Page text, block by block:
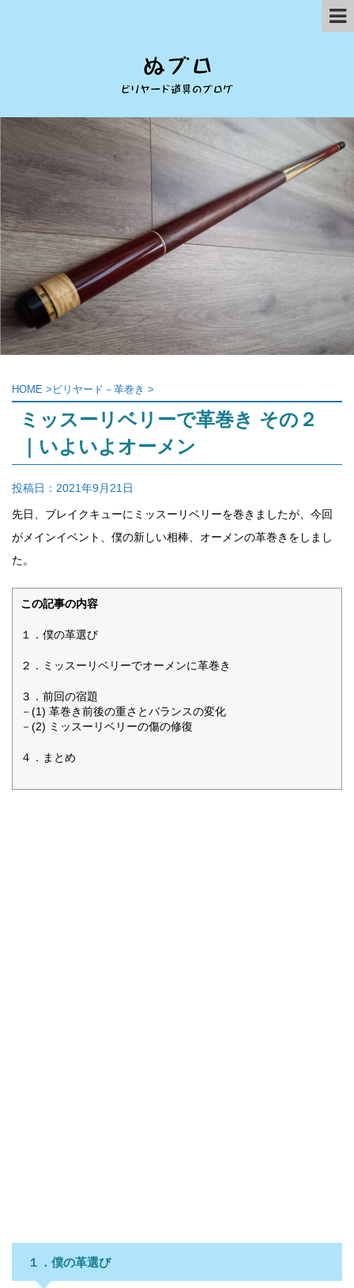
HOME > ビリヤード－革巻き >
ミッスーリベリーで革巻き その２
｜いよいよオーメン
投稿日： 2021年9月21日
先日、ブレイクキューにミッスーリベリーを巻きましたが、 今回
がメインイベント、僕の新しい相棒、オーメンの革巻きをしまし
た。
この記事の内容
１．僕の革選び
２．ミッスーリベリーでオーメンに革巻き
３．前回の宿題
－(1) 革巻き前後の重さとバランスの変化
－(2) ミッスーリベリーの傷の修復
４．まとめ
１．僕の革選び